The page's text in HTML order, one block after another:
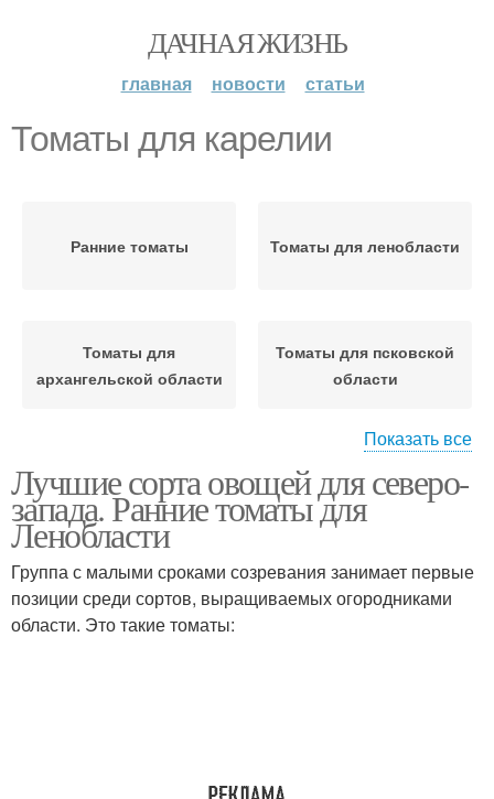
ДАЧНАЯ ЖИЗНЬ
главная новости статьи
Томаты для карелии
Ранние томаты Томаты для ленобласти
Томаты для
архангельской области
Томаты для псковской
области
ленинградской области
Томаты для открытого
грунта
Хорошие томаты Томаты для теплицы
Показать все
Лучшие сорта овощей для северо-
запада. Ранние томаты для
Ленобласти
Группа с малыми сроками созревания занимает первые
позиции среди сортов, выращиваемых огородниками
области. Это такие томаты: